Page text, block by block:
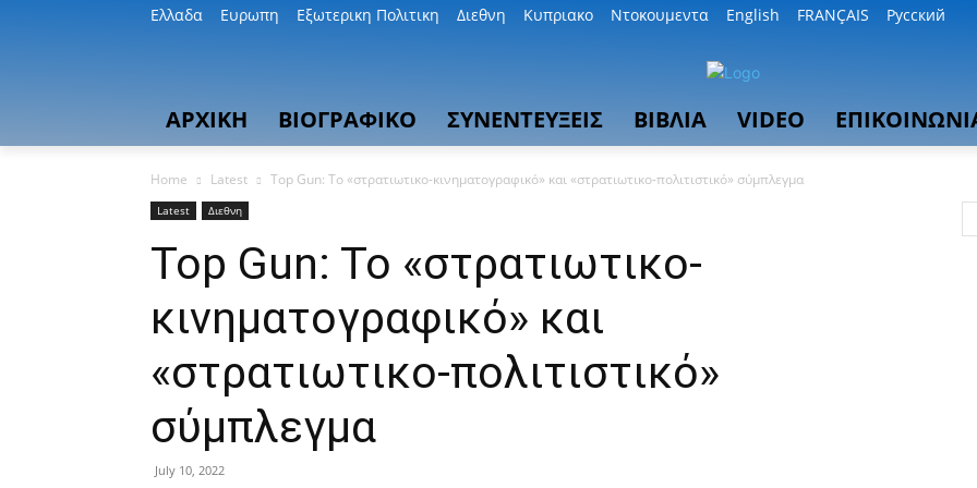
Ελλαδα Ευρωπη Εξωτερικη Πολιτικη Διεθνη Κυπριακο Ντοκουμεντα English FRANÇAIS Русский
ΑΡΧΙΚΗ ΒΙΟΓΡΑΦΙΚΟ ΣΥΝΕΝΤΕΥΞΕΙΣ ΒΙΒΛΙΑ VIDEO
Home Latest Top Gun: To «στρατιωτικο-κινηματογραφικό» και «στρατιωτικο-πολιτιστικό» σύμπλεγμα
Latest Διεθνη
Top Gun: To «στρατιωτικο-
κινηματογραφικό» και
«στρατιωτικο-πολιτιστικό»
σύμπλεγμα
July 10, 2022